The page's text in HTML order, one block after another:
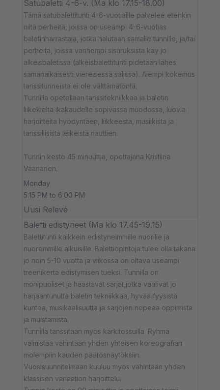
Satubaletti 4-6-v. (Ma klo 17.15-18.00)
Tämä satubalettitunti 4-6-vuotiaille palvelee etenkin
niitä perheitä, joissa on useampi 4-6-vuotias
baletinharrastaja, jotka halutaan samalle tunnille, ja/tai
perheitä, joissa vanhempi sisaruksista käy jo
alkeisbaletissa (alkeisbalettitunti pidetään lähes
samanaikaisesti viereisessä salissa). Aiempi kokemus
tanssitunneista ei ole välttämätöntä.
Tunnilla opetellaan tanssitekniikkaa ja baletin
liikekieltä ikäkaudelle sopivassa muodossa, luovia
harjoitteita hyödyntäen, liikkeestä, musiikista ja
tanssillisista leikeistä nauttien.
Tunnin kesto 45 minuuttia, opettajana Kristiina
Väänänen.
Monday
5:15 PM to 6:00 PM
Uusi Relevé
Baletti edistyneet (Ma klo 17.45-19.15)
Balettitunti kaikkein edistyneimmille nuorille ja
nuoremmille aikuisille. Balettiopintoja tulee olla takana
jo noin 5-10 vuotta ja viikossa on oltava useampi
treenikerta edistymisen tueksi. Tunnilla on
monipuoliset ja haastavat sarjat,jotka vaativat jo
harjaantunutta baletin tekniikkaa, hyvää fyysistä
kuntoa, musikaalisuutta ja sarjojen nopeaa oppimista
ja muistamista.
Tunnilla tanssitaan myös kärkitossuilla. Ryhmä
valmistaa vähintään yhden yhteisen koreografian
molempiin kauden päätösnäytöksiin.
Vuosisuunnitelmaan kuuluu myös vähintään yhden
klassisen variaation harjoittelu.